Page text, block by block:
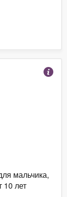
мальчика,
10 лет